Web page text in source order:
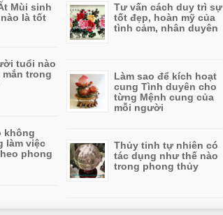
Mùi sinh
là tốt
tuổi nào
trong
không
làm việc
phong
Tư vấn cách duy trì sự
tốt đẹp, hoàn mỹ của
tình cảm, nhân duyên
Làm sao để kích hoạt
cung Tình duyên cho
từng Mệnh cung của
mỗi người
Thủy tinh tự nhiên có
tác dụng như thế nào
trong phong thủy